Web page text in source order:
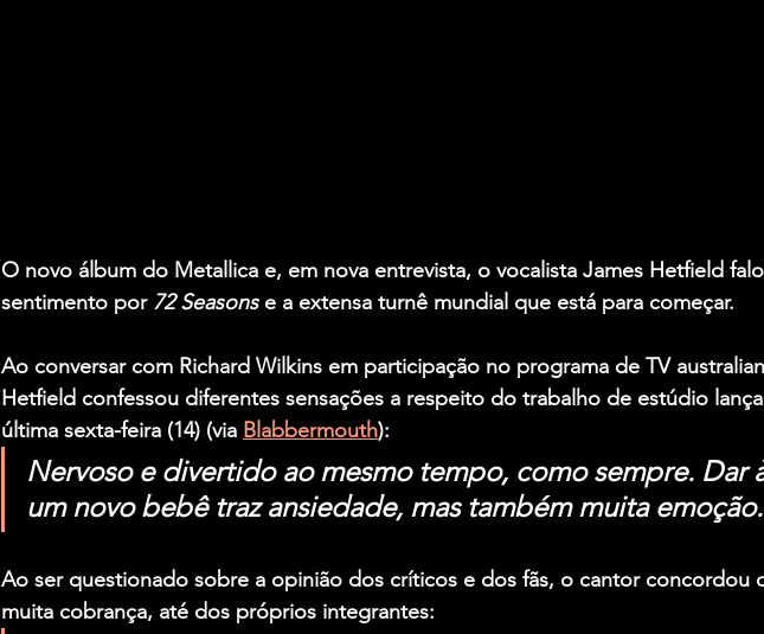
O novo álbum do Metallica e, em nova entrevista, o vocalista James Hetfield
sentimento por 72 Seasons e a extensa turnê mundial que está para começar.
Ao conversar com Richard Wilkins em participação no programa de TV
Hetfield confessou diferentes sensações a respeito do trabalho de estúdio
última sexta-feira (14) (via Blabbermouth):
Nervoso e divertido ao mesmo tempo, como sempre. Dar
um novo bebê traz ansiedade, mas também muita emoção.
Ao ser questionado sobre a opinião dos críticos e dos fãs, o cantor concordou
muita cobrança, até dos próprios integrantes: